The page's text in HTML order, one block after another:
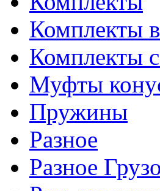
Комплекты
Комплекты
Муфты
Пружины
Разное
Разное